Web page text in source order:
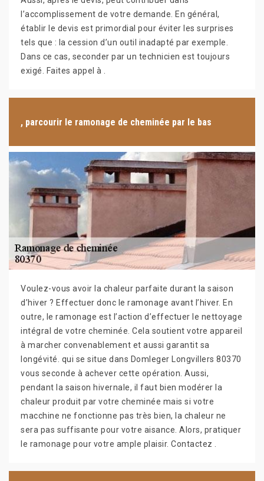
l’accomplissement de votre demande. En général,
établir le devis est primordial pour éviter les surprises
tels que : la cession d’un outil inadapté par exemple.
Dans ce cas, seconder par un technicien est toujours
exigé. Faites appel à .
, parcourir le ramonage de cheminée par le bas
Voulez-vous avoir la chaleur parfaite durant la saison
d’hiver ? Effectuer donc le ramonage avant l’hiver. En
outre, le ramonage est l’action d’effectuer le nettoyage
intégral de votre cheminée. Cela soutient votre appareil
à marcher convenablement et aussi garantit sa
longévité. qui se situe dans Domleger Longvillers 80370
vous seconde à achever cette opération. Aussi,
pendant la saison hivernale, il faut bien modérer la
chaleur produit par votre cheminée mais si votre
macchine ne fonctionne pas très bien, la chaleur ne
sera pas suffisante pour votre aisance. Alors, pratiquer
le ramonage pour votre ample plaisir. Contactez .